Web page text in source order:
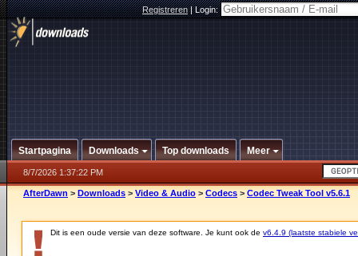
Registreren|Login:
Startpagina Downloads Top downloads Meer
8/7/2026 1:37:22 PM
AfterDawn > Downloads > Video & Audio > Codecs > Codec Tweak Tool v5.6.1
Dit is een oude versie van deze software. Je kunt ook de v6.4.9 (laatste stabiele